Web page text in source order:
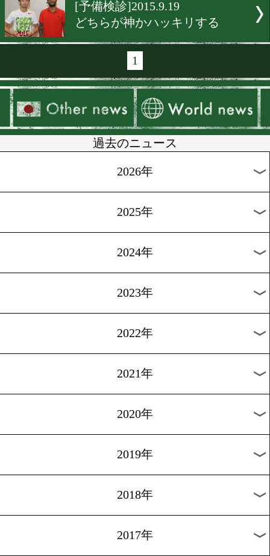
[予備検診]2015.9.25
井岡「試合が楽しみ」
[前日計量]2015.9.21
尾川「力を確かめたい」
[前日計量]2015.9.21
山中「KOはあえて封印」
[調印式&会見]2015.9.20
山中「左を当てる」
[予備検診]2015.9.19
どちらが神かハッキリする
1
過去のニュース
2025年